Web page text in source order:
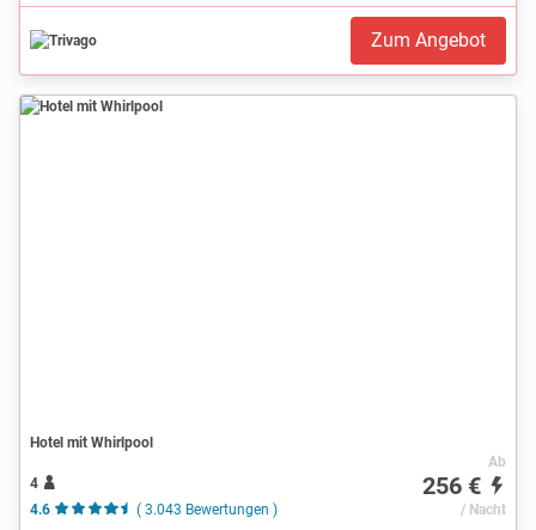
Zum Angebot
Hotel mit Whirlpool
4
4.6
( 3.043 Bewertungen )
Ab
256 €
/ Nacht